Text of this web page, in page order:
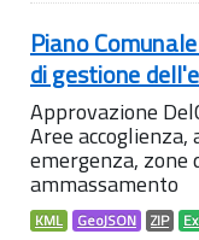
Piano
di gestione
Approvazione
Aree
emergenza, zone
ammassamento
KML GeoJSON ZIP